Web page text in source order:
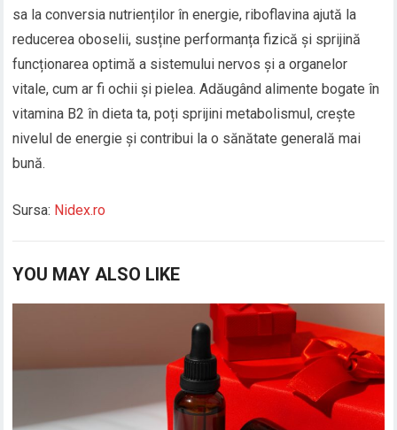
sa la conversia nutrienților în energie, riboflavina ajută la
reducerea oboselii, susține performanța fizică și sprijină
funcționarea optimă a sistemului nervos și a organelor
vitale, cum ar fi ochii și pielea. Adăugând alimente bogate în
vitamina B2 în dieta ta, poți sprijini metabolismul, crește
nivelul de energie și contribui la o sănătate generală mai
bună.
Sursa: Nidex.ro
YOU MAY ALSO LIKE